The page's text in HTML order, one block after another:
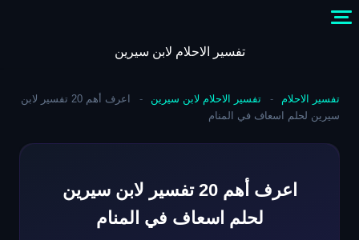
content
تفسير الاحلام لابن سيرين
تفسير الاحلام - تفسير الاحلام لابن سيرين -
اعرف أهم 20 تفسير لابن
سيرين لحلم اسعاف في المنام
اعرف أهم 20 تفسير لابن سيرين
لحلم اسعاف في المنام